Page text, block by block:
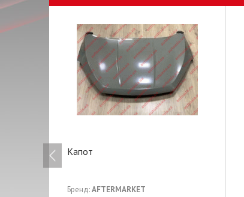
Капот
Бренд:AFTERMARKET